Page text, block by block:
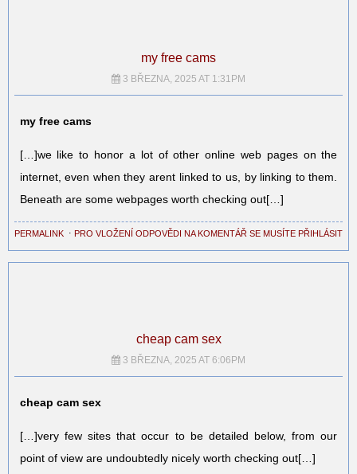
my free cams
3 BŘEZNA, 2025 AT 1:31PM
my free cams
[…]we like to honor a lot of other online web pages on the
internet, even when they arent linked to us, by linking to them.
Beneath are some webpages worth checking out[…]
PERMALINK ⋅ PRO VLOŽENÍ ODPOVĚDI NA KOMENTÁŘ SE MUSÍTE PŘIHLÁSIT
cheap cam sex
3 BŘEZNA, 2025 AT 6:06PM
cheap cam sex
[…]very few sites that occur to be detailed below, from our
point of view are undoubtedly nicely worth checking out[…]